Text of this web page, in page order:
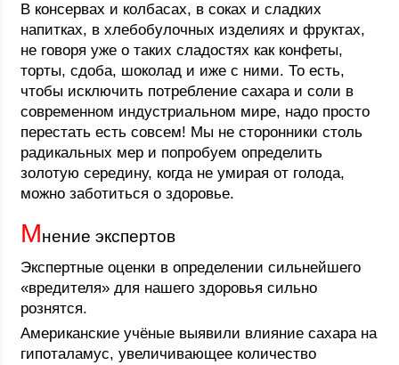
В консервах и колбасах, в соках и сладких
напитках, в хлебобулочных изделиях и фруктах,
не говоря уже о таких сладостях как конфеты,
торты, сдоба, шоколад и иже с ними. То есть,
чтобы исключить потребление сахара и соли в
современном индустриальном мире, надо просто
перестать есть совсем! Мы не сторонники столь
радикальных мер и попробуем определить
золотую середину, когда не умирая от голода,
можно заботиться о здоровье.
Мнение экспертов
Экспертные оценки в определении сильнейшего
«вредителя» для нашего здоровья сильно
рознятся.
Американские учёные выявили влияние сахара на
гипоталамус, увеличивающее количество